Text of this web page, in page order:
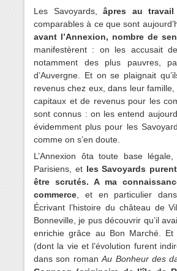
Les Savoyards,âpres au
comparables à ce que sont
avant l’Annexion, nombre de
manifestèrent : on les accusait
notamment des plus pauvres,
d’Auvergne. Et on se plaignait
revenus chez eux, dans leur
capitaux et de revenus pour les
sont connus : on les entend
évidemment plus pour les
comme on s’en doute.
L’Annexion ôta toute base
Parisiens, et les Savoyards
être scrutés. A ma
commerce , et en particulier
Écrivant l’histoire du château de
Bonneville, je pus découvrir qu’il
enrichie grâce au Bon Marché.
(dont la vie et l’évolution furent
dans son romanAu Bonheur des